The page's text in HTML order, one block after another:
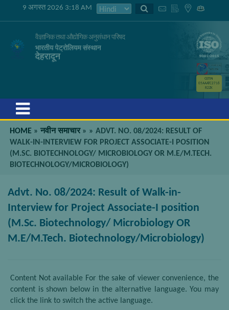
9 अगस्त 2026 3:18 AM
वैज्ञानिक तथा औद्योगिक अनुसंधान परिषद
भारतीय पेट्रोलियम संस्थान
देहरादून
GSTIN
05AAATC2716
R2ZK
HOME »नवीन समाचार» »ADVT. NO. 08/2024: RESULT OF
WALK-IN-INTERVIEW FOR PROJECT ASSOCIATE-I POSITION
(M.SC. BIOTECHNOLOGY/ MICROBIOLOGY OR M.E/M.TECH.
BIOTECHNOLOGY/MICROBIOLOGY)
Advt. No. 08/2024: Result of Walk-in-
Interview for Project Associate-I position
(M.Sc. Biotechnology/ Microbiology OR
M.E/M.Tech. Biotechnology/Microbiology)
Content Not available For the sake of viewer convenience, the
content is shown below in the alternative language. You may
click the link to switch the active language.